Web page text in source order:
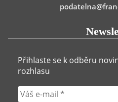
Přihlaste se k odběru
rozhlasu